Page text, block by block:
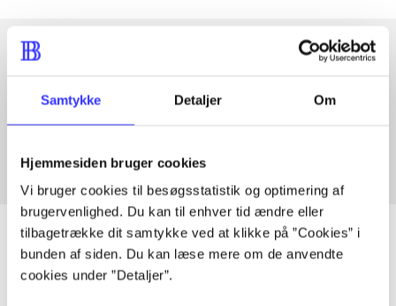
Samtykke Detaljer Om
Hjemmesiden bruger cookies
Vi bruger cookies til besøgsstatistik og optimering af
brugervenlighed. Du kan til enhver tid ændre eller
tilbagetrække dit samtykke ved at klikke på ”Cookies” i
bunden af siden. Du kan læse mere om de anvendte
cookies under ”Detaljer”.
Artikler med samme emner